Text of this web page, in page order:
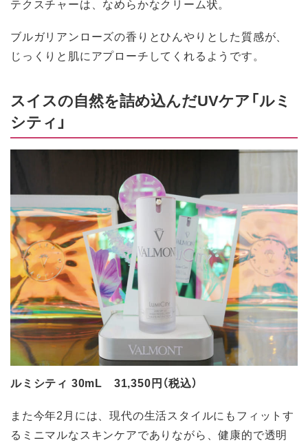
テクスチャーは、なめらかなクリーム状。
ブルガリアンローズの香りとひんやりとした質感が、
じっくりと肌にアプローチしてくれるようです。
スイスの自然を詰め込んだUVケア「ルミ
シティ」
ルミシティ 30mL 31,350円（税込）
また今年2月には、現代の生活スタイルにもフィットす
るミニマルなスキンケアでありながら、健康的で透明